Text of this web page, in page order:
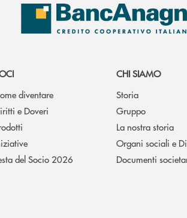
diventare
e Doveri
del Socio 2026
CHI SIAMO
Storia
Gruppo
La nostra storia
Organi sociali e
Documenti